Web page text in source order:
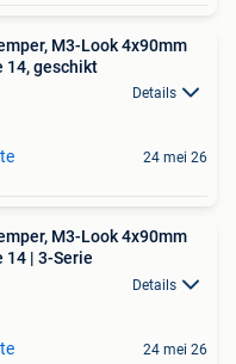
M3-Look 4x90mm
14, geschikt
Details
24 mei 26
M3-Look 4x90mm
14 | 3-Serie
Details
24 mei 26